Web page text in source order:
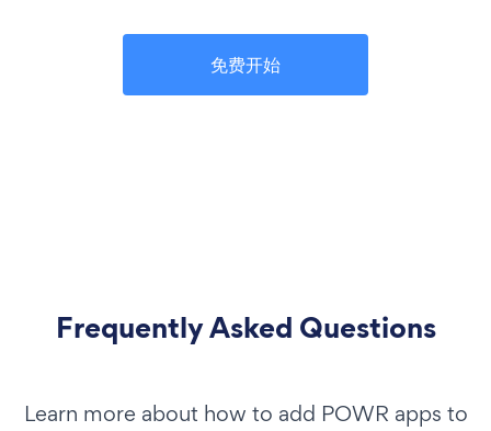
免费开始
Frequently Asked Questions
Learn more about how to add POWR apps to